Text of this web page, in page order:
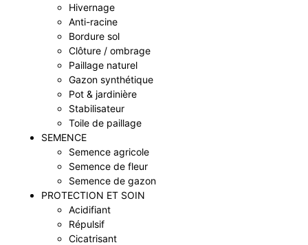
Hivernage
Anti-racine
Bordure sol
Clôture / ombrage
Paillage naturel
Gazon synthétique
Pot & jardinière
Stabilisateur
Toile de paillage
SEMENCE
Semence agricole
Semence de fleur
Semence de gazon
PROTECTION ET SOIN
Acidifiant
Répulsif
Cicatrisant